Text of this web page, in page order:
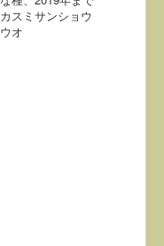
カスミサンショウ
ウオ